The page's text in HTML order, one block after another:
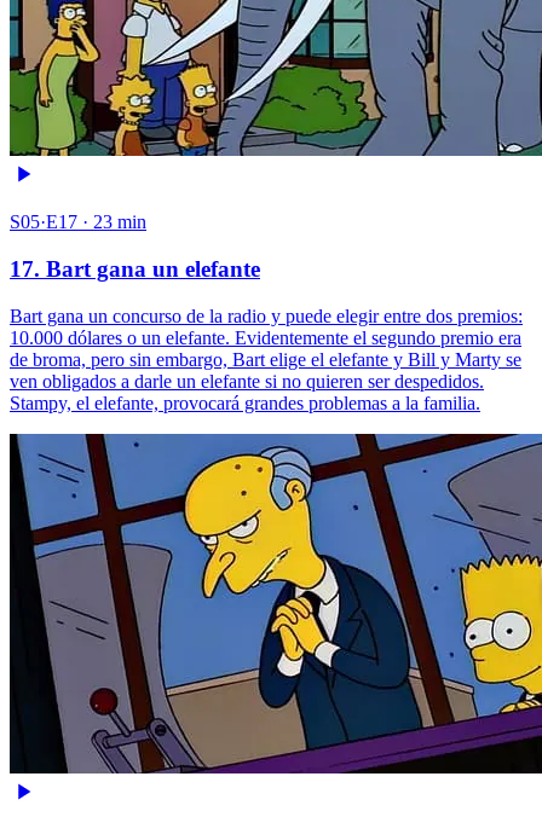
S05·E17 · 23 min
17. Bart gana un elefante
Bart gana un concurso de la radio y puede elegir entre dos premios:
10.000 dólares o un elefante. Evidentemente el segundo premio era
de broma, pero sin embargo, Bart elige el elefante y Bill y Marty se
ven obligados a darle un elefante si no quieren ser despedidos.
Stampy, el elefante, provocará grandes problemas a la familia.